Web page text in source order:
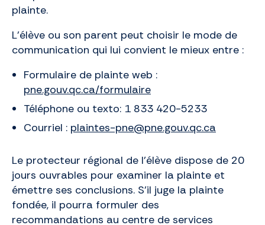
plainte.
L’élève ou son parent peut choisir le mode de
communication qui lui convient le mieux entre :
Formulaire de plainte web :
pne.gouv.qc.ca/formulaire
Téléphone ou texto: 1 833 420-5233
Courriel : plaintes-pne@pne.gouv.qc.ca
Le protecteur régional de l’élève dispose de 20
jours ouvrables pour examiner la plainte et
émettre ses conclusions. S’il juge la plainte
fondée, il pourra formuler des
recommandations au centre de services